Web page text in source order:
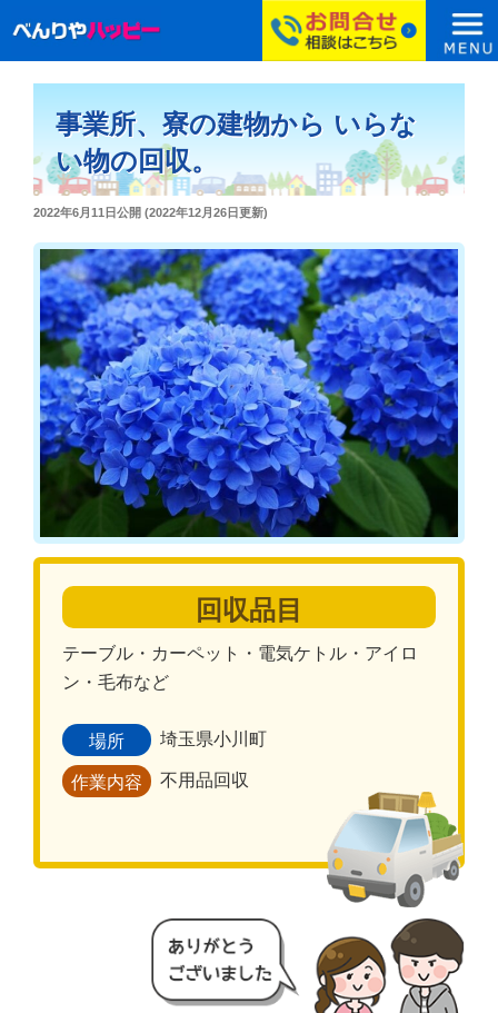
事業所、寮の建物から いらな
い物の回収。
投
日:
2022年6月11日公開 (2022年12月26日更新)
回収品目
テーブル・カーペット・電気ケトル・アイロ
ン・毛布など
場所 埼玉県小川町
作業内容 不用品回収